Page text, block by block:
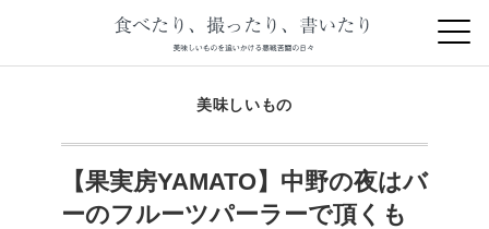
美味しいもの
【果実房YAMATO】中野の夜はバ
ーのフルーツパーラーで頂くも